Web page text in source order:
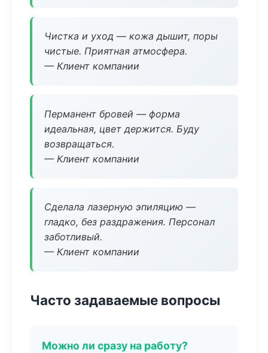
Чистка и уход — кожа дышит, поры
чистые. Приятная атмосфера.
— Клиент компании
Перманент бровей — форма
идеальная, цвет держится. Буду
возвращаться.
— Клиент компании
Сделала лазерную эпиляцию —
гладко, без раздражения. Персонал
заботливый.
— Клиент компании
Часто задаваемые вопросы
Можно ли сразу на работу?